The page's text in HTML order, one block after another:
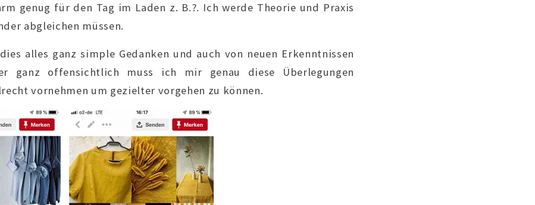
genug für den Tag im Laden z. B.?. Ich werde Theorie und Praxis
abgleichen müssen.
alles ganz simple Gedanken und auch von neuen Erkenntnissen
ganz offensichtlich muss ich mir genau diese Überlegungen
vornehmen um gezielter vorgehen zu können.